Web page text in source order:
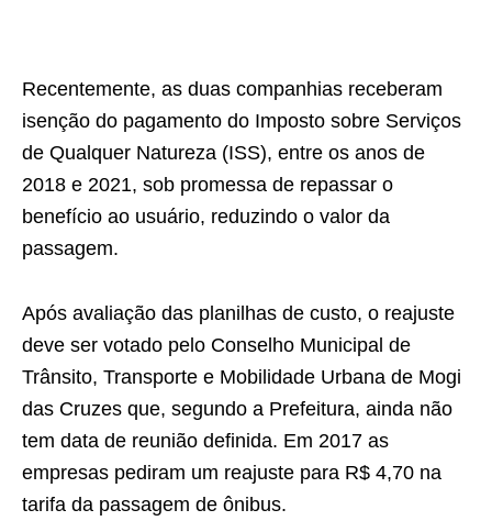
Recentemente, as duas companhias receberam
isenção do pagamento do Imposto sobre Serviços
de Qualquer Natureza (ISS), entre os anos de
2018 e 2021, sob promessa de repassar o
benefício ao usuário, reduzindo o valor da
passagem.
Após avaliação das planilhas de custo, o reajuste
deve ser votado pelo Conselho Municipal de
Trânsito, Transporte e Mobilidade Urbana de Mogi
das Cruzes que, segundo a Prefeitura, ainda não
tem data de reunião definida. Em 2017 as
empresas pediram um reajuste para R$ 4,70 na
tarifa da passagem de ônibus.